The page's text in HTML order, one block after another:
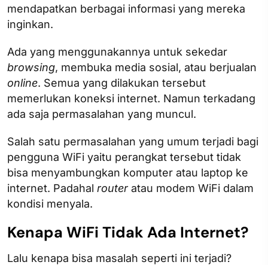
mendapatkan berbagai informasi yang mereka
inginkan.
Ada yang menggunakannya untuk sekedar
browsing, membuka media sosial, atau berjualan
online. Semua yang dilakukan tersebut
memerlukan koneksi internet. Namun terkadang
ada saja permasalahan yang muncul.
Salah satu permasalahan yang umum terjadi bagi
pengguna WiFi yaitu perangkat tersebut tidak
bisa menyambungkan komputer atau laptop ke
internet. Padahal routeratau modem WiFi dalam
kondisi menyala.
Kenapa WiFi Tidak Ada Internet?
Lalu kenapa bisa masalah seperti ini terjadi?